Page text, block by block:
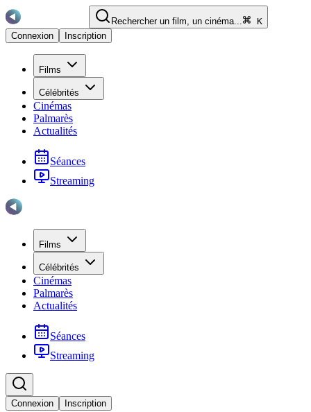
Rechercher un film, un cinéma...
K
Connexion
Inscription
Films
Célébrités
Cinémas
Palmarès
Actualités
Séances
Streaming
Films
Célébrités
Cinémas
Palmarès
Actualités
Séances
Streaming
Connexion Inscription